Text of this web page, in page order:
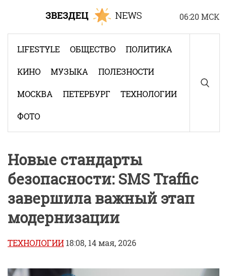
06:20 МСК
LIFESTYLE ОБЩЕСТВО ПОЛИТИКА
КИНО МУЗЫКА ПОЛЕЗНОСТИ
МОСКВА ПЕТЕРБУРГ ТЕХНОЛОГИИ
ФОТО
Новые стандарты
безопасности: SMS Traffic
завершила важный этап
модернизации
ТЕХНОЛОГИИ 18:08, 14 мая, 2026